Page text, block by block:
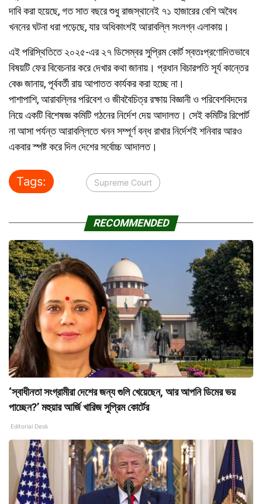
দাবি করা হয়েছে, গত সাত বছরে শুধু রাজস্থানেই ৭১ হাজারের বেশি অবৈধ
খননের ঘটনা ধরা পড়েছে, যার অধিকাংশই আরাবল্লি সংলগ্ন এলাকায়।
এই পরিস্থিতিতে ২০২৫-এর ২৭ ডিসেম্বর সুপ্রিম কোর্ট স্বতঃপ্রণোদিতভাবে
বিষয়টি ফের বিবেচনার করে দেখার কথা জানায়। প্রধান বিচারপতি সূর্য কান্তের
বেঞ্চ জানায়, পূর্ববর্তী রায় আপাতত কার্যকর করা হচ্ছে না।
পাশাপাশি, আরাবল্লির পরিবেশ ও জীববৈচিত্র রক্ষায় বিজ্ঞানী ও পরিবেশবিদদের
নিয়ে একটি বিশেষজ্ঞ কমিটি গঠনের নির্দেশ দেয় আদালত। সেই কমিটির রিপোর্ট
না আসা পর্যন্ত আরাবল্লিতে খনন সম্পূর্ণ বন্ধ রাখার নির্দেশই শনিবার আরও
একবার স্পষ্ট করে দিল দেশের সর্বোচ্চ আদালত।
Tags: Supreme Court
RECOMMENDED
‘স্বাধীনতা সংগ্রামীরা দেশের জন্য গুলি খেয়েছেন, আর আপনি ডিমের ভয়
পাচ্ছেন?’ মহুয়ার আর্জি খারিজ সুপ্রিম কোর্টের
Editorial Desk